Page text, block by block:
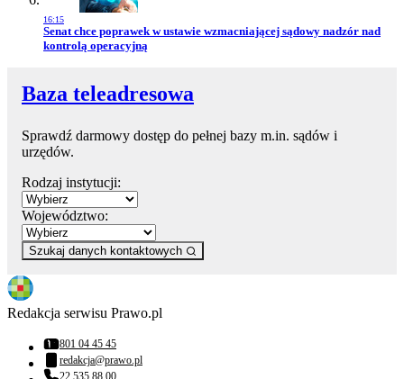
16:15
Przejdź do artykułu:
Senat chce poprawek w ustawie wzmacniającej sądowy nadzór nad
kontrolą operacyjną
Baza teleadresowa
Sprawdź darmowy dostęp do pełnej bazy m.in. sądów i
urzędów.
Rodzaj instytucji:
Województwo:
Szukaj danych kontaktowych
Redakcja serwisu Prawo.pl
Numer telefonu:
801 04 45 45
Adres email:
redakcja@prawo.pl
22 535 88 00